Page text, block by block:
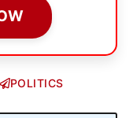
POLITICS